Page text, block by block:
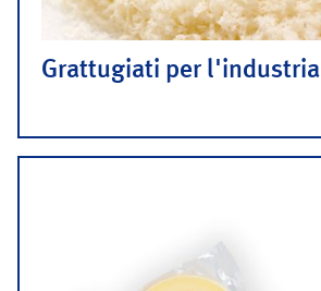
Grattugiati per l'industria